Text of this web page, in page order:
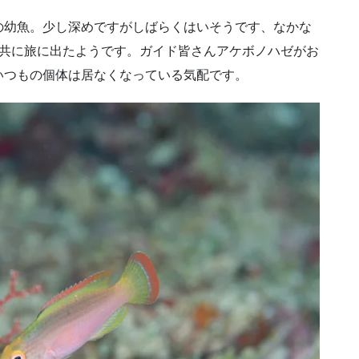
魚。少し深めですがしばらくはいそうです、なかな
に旅に出たようです。ガイド皆さんアケボノハゼがお
もの個体は居なくなっている気配です。